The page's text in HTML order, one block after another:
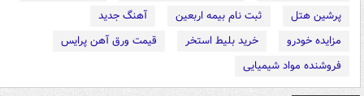
پرشین هتل
ثبت نام بیمه اربعین
آهنگ جدید
مزایده خودرو
خرید بلیط استخر
قیمت ورق آهن پرایس
فروشنده مواد شیمیایی